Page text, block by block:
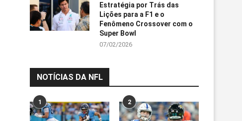
Estratégia por Trás das
Lições para a F1 e o
Fenômeno Crossover com o
Super Bowl
07/02/2026
NOTÍCIAS DA NFL
1 2